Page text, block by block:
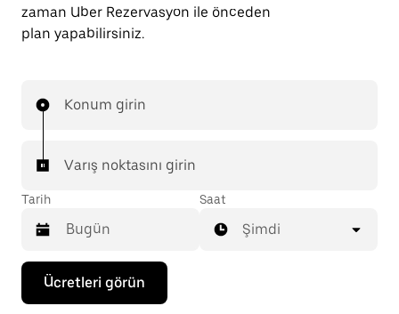
zaman Uber Rezervasyon ile önceden
plan yapabilirsiniz.
Konum girin
Varış noktasını girin
Tarih
Takvimle
etkileşime
geçmek
Saat
Şimdi
Ücretleri görün